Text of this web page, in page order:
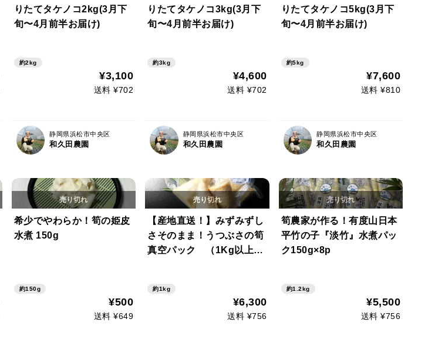
りたてタケノコ2kg(3月下
旬〜4月前半お届け)
約2kg
¥3,100
送料 ¥702
静岡県浜松市中央区
和久田農園
りたてタケノコ3kg(3月下
旬〜4月前半お届け)
約3kg
¥4,600
送料 ¥702
静岡県浜松市中央区
和久田農園
りたてタケノコ5kg(3月下
旬〜4月前半お届け)
約5kg
¥7,600
送料 ¥810
静岡県浜松市中央区
和久田農園
希少でやわらか！筍の姫皮
水煮 150g
約150g
¥500
送料 ¥649
【産地直送！】みずみずし
さそのまま！うつぶさの筍
真空パック （1Kg以上）
約1kg
¥6,300
送料 ¥756
筍農家が作る！有度山日本
平竹の子『淡竹』水煮パッ
ク150g×8p
約1.2kg
¥5,500
送料 ¥756